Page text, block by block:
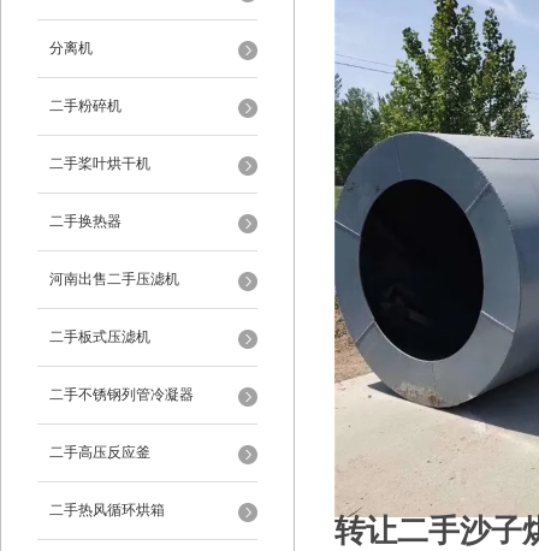
分离机
二手粉碎机
二手桨叶烘干机
二手换热器
河南出售二手压滤机
二手板式压滤机
二手不锈钢列管冷凝器
二手高压反应釜
二手热风循环烘箱
转让二手沙子